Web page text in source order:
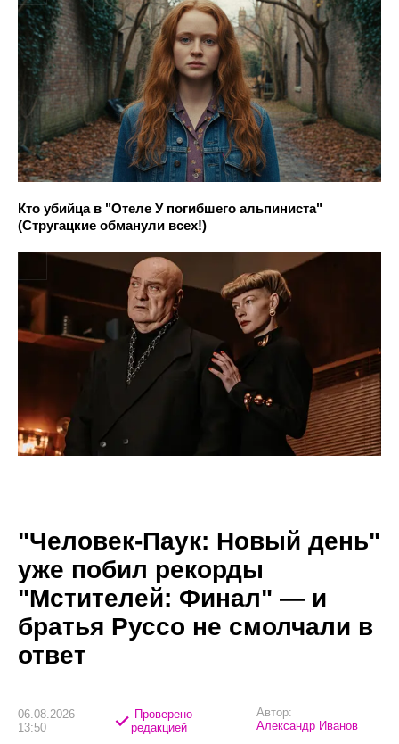
Кто убийца в "Отеле У погибшего альпиниста"
(Стругацкие обманули всех!)
"Человек-Паук: Новый день"
уже побил рекорды
"Мстителей: Финал" — и
братья Руссо не смолчали в
ответ
06.08.2026
13:50
Проверено
редакцией
Автор:
Александр Иванов